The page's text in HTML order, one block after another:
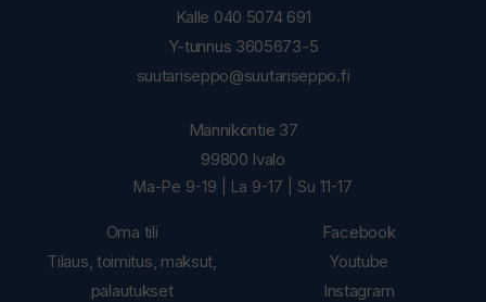
Kalle 040 5074 691
Y-tunnus 3605673-5
suutariseppo@suutariseppo.fi
Oma tili
Tilaus, toimitus, maksut,
palautukset
Männiköntie 37
99800 Ivalo
Ma-Pe 9-19 | La 9-17 | Su 11-17
Facebook
Youtube
Instagram